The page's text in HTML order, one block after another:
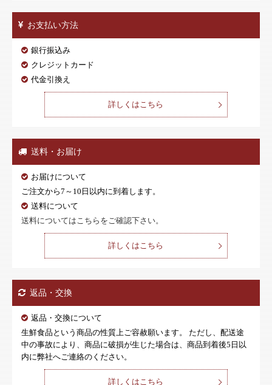
お支払い方法
銀行振込み
クレジットカード
代金引換え
詳しくはこちら
送料・お届け
お届けについて
ご注文から7～10日以内に到着します。
送料について
送料についてはこちらをご確認下さい。
詳しくはこちら
返品・交換
返品・交換について
生鮮食品という商品の性質上ご容赦願います。 ただし、配送途
中の事故により、商品に破損が生じた場合は、商品到着後5日以
内に弊社へご連絡のください。
詳しくはこちら